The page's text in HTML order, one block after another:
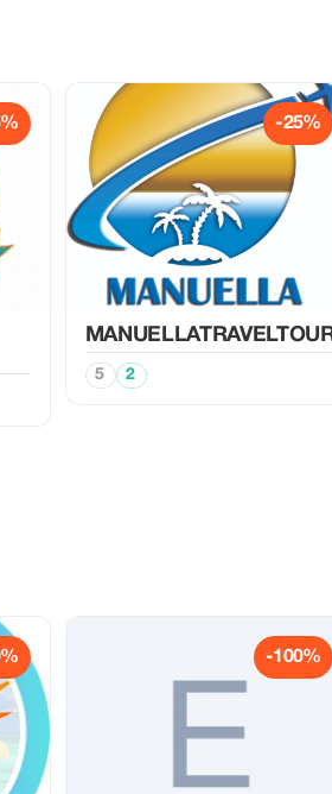
-25%
5 2
-100%